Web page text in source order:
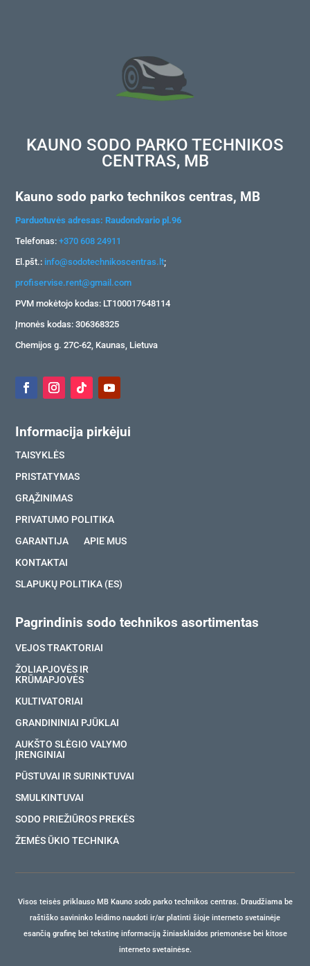
KAUNO SODO PARKO TECHNIKOS
CENTRAS, MB
Kauno sodo parko technikos centras, MB
Parduotuvės adresas: Raudondvario pl.96
Telefonas:+370 608 24911
El.pšt.: info@sodotechnikoscentras.lt;
profiservise.rent@gmail.com
PVM mokėtojo kodas: LT100017648114
Įmonės kodas: 306368325
Chemijos g. 27C-62, Kaunas, Lietuva
Informacija pirkėjui
TAISYKLĖS
PRISTATYMAS
GRĄŽINIMAS
PRIVATUMO POLITIKA
GARANTIJA
APIE MUS
KONTAKTAI
SLAPUKŲ POLITIKA (ES)
Pagrindinis sodo technikos asortimentas
VEJOS TRAKTORIAI
ŽOLIAPJOVĖS IR
KRŪMAPJOVĖS
KULTIVATORIAI
GRANDININIAI PJŪKLAI
AUKŠTO SLĖGIO VALYMO
ĮRENGINIAI
PŪSTUVAI IR SURINKTUVAI
SMULKINTUVAI
SODO PRIEŽIŪROS PREKĖS
ŽEMĖS ŪKIO TECHNIKA
Visos teisės priklauso MB Kauno sodo parko technikos centras. Draudžiama be
raštiško savininko leidimo naudoti ir/ar platinti šioje interneto svetainėje
esančią grafinę bei tekstinę informaciją žiniasklaidos priemonėse bei kitose
interneto svetainėse.